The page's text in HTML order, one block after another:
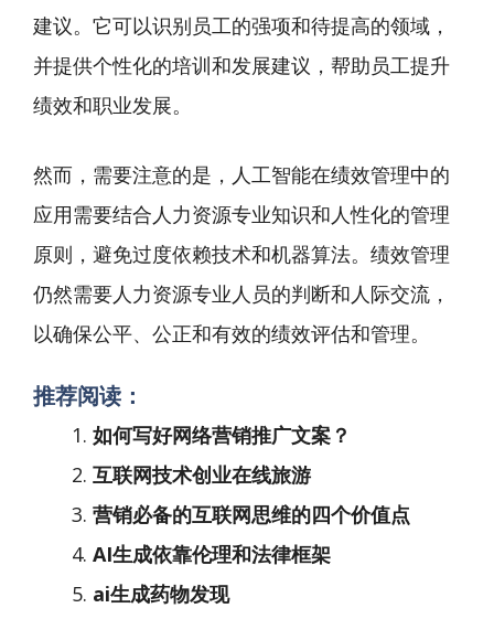
建议。它可以识别员工的强项和待提高的领域，
并提供个性化的培训和发展建议，帮助员工提升
绩效和职业发展。
然而，需要注意的是，人工智能在绩效管理中的
应用需要结合人力资源专业知识和人性化的管理
原则，避免过度依赖技术和机器算法。绩效管理
仍然需要人力资源专业人员的判断和人际交流，
以确保公平、公正和有效的绩效评估和管理。
推荐阅读：
如何写好网络营销推广文案？
互联网技术创业在线旅游
营销必备的互联网思维的四个价值点
AI生成依靠伦理和法律框架
ai生成药物发现